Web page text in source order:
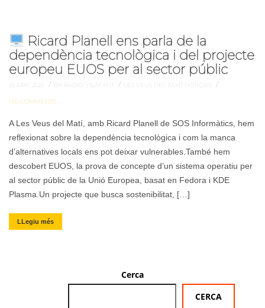
Ricard Planell ens parla de la
dependència tecnològica i del projecte
europeu EUOS per al sector públic
25 ABR. 2025 / BY RADIO VILAFANT / LES VEUS DEL MATÍ NOTÍCIES /
NO COMMENTS
A Les Veus del Matí, amb Ricard Planell de SOS Informàtics, hem
reflexionat sobre la dependència tecnològica i com la manca
d’alternatives locals ens pot deixar vulnerables.També hem
descobert EUOS, la prova de concepte d’un sistema operatiu per
al sector públic de la Unió Europea, basat en Fedora i KDE
Plasma.Un projecte que busca sostenibilitat, […]
LLegiu més
Cerca
CERCA